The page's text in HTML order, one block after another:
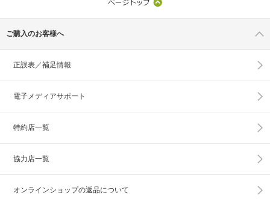
ご購入のお客様へ
正誤表／補足情報
電子メディアサポート
特約店一覧
協力店一覧
オンラインショップの返品について